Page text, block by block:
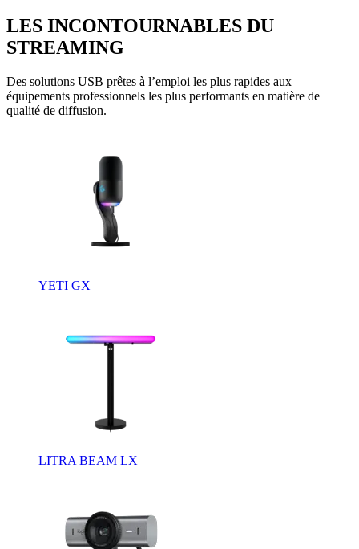
LES INCONTOURNABLES DU
STREAMING
Des solutions USB prêtes à l’emploi les plus rapides aux
équipements professionnels les plus performants en matière de
qualité de diffusion.
YETI GX
LITRA BEAM LX